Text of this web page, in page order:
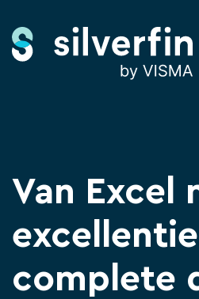
Van Excel
complete